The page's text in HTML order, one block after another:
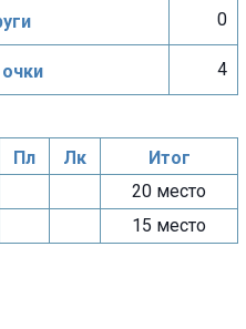
0
4
Пл Лк
Итог
20 место
15 место